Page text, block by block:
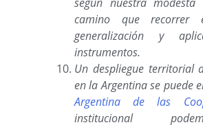
camino que
generalización y
instrumentos.
Un despliegue territorial
en la Argentina se puede
Argentina de las
institucional